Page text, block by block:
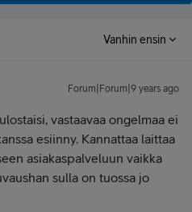
Vanhin ensin
Forum|Forum|9 years ago
vastaavaa ongelmaa ei
esiinny. Kannattaa laittaa
asiakaspalveluun vaikka
sulla on tuossa jo